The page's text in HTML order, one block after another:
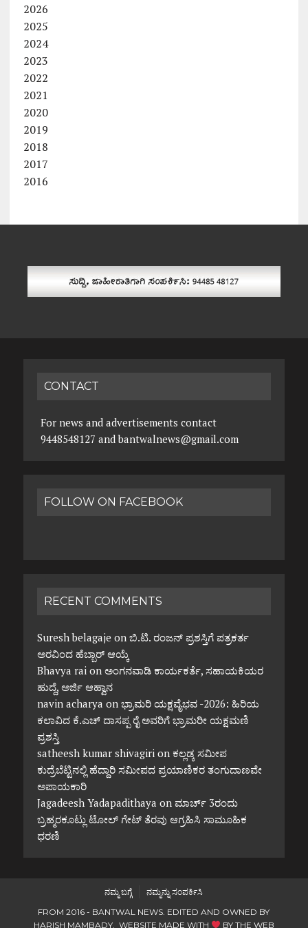
2026
2025
2024
2023
2022
2021
2020
2019
2018
2017
2016
CONTACT
For news and advertisements contact
9448548127 and bantwalnews@gmail.com
FOLLOW ON FACEBOOK
RECENT COMMENTS
Suresh belagaje on ಬಿ.ಟಿ. ರಂಜನ್ ಪ್ರಶಸ್ತಿಗೆ ಪತ್ರಕರ್ತ
ಅರವಿಂದ ಹೆಬ್ಬಾರ್ ಆಯ್ಕೆ
Bhavya raion ಅಂಗನವಾಡಿ ಕಾರ್ಯಕರ್ತೆ, ಸಹಾಯಕಿಯರ
ಹುದ್ದೆ, ಅರ್ಜಿ ಆಹ್ವಾನ
navin acharya on ಭ್ರಾಮರಿ ಯಕ್ಷವೈಭವ -2026: ಹಿರಿಯ
ಕಲಾವಿದ ಕೆ.ಎಚ್ ದಾಸಪ್ಪ ರೈ ಅವರಿಗೆ ಭ್ರಾಮರೀ ಯಕ್ಷಮಣಿ
ಪ್ರಶಸ್ತಿ
satheesh kumar shivagirion ಕಲ್ಲಡ್ಕ ಸಮೀಪ
ಕುದ್ರೆಬೆಟ್ಟಿನಲ್ಲಿ ಹೆದ್ದಾರಿ ಸಮೀಪದ ಪ್ರಯಾಣಿಕರ ತಂಗುದಾಣವೇ
ಅಪಾಯಕಾರಿ
Jagadeesh Yadapadithaya on ಮಾರ್ಚ್ 3ರಂದು
ಬ್ರಹ್ಮರಕೂಟ್ಲು ಟೋಲ್ ಗೇಟ್ ತೆರವು ಆಗ್ರಹಿಸಿ ಸಾಮೂಹಿಕ
ಧರಣಿ
ನಮ್ಮ ಬಗ್ಗೆ
ನಮ್ಮನ್ನು ಸಂಪರ್ಕಿಸಿ
FROM 2016 - BANTWAL NEWS. EDITED AND OWNED BY
HARISH MAMBADY. WEBSITE MADE WITH
BY THE WEB